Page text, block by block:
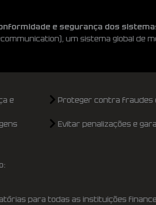
e segurança dos
um sistema global de
e
Proteger contra fraudes
Evitar penalizações e
para todas as instituições